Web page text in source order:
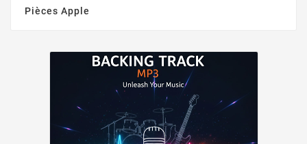
Pièces Apple